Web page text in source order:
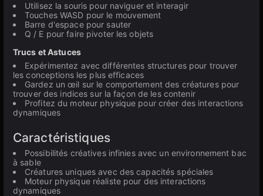
Utilisez la souris pour naviguer et interagir
Touches WASD pour le mouvement
Barre d'espace pour sauter
Q / E pour faire pivoter les objets
Trucs et Astuces
Expérimentez avec différentes structures pour trouver
les conceptions les plus efficaces
Gardez un œil sur le comportement des créatures pour
trouver des indices sur la façon de les contenir
Profitez du moteur physique pour créer des interactions
dynamiques
Caractéristiques
Possibilités créatives infinies avec un environnement bac
à sable
Créatures uniques avec des capacités spéciales
Moteur physique réaliste pour des interactions
dynamiques